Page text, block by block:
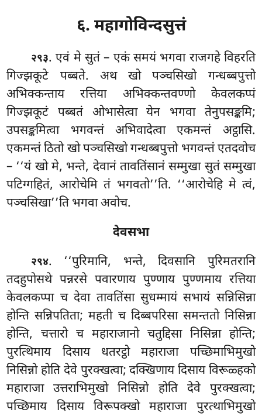
६. महागोविन्दसुत्तं
२९३. एवं मे सुतं – एकं समयं भगवा राजगहे विहरति
गिज्झकूटे पब्बते. अथ खो पञ्चसिखो गन्धब्बपुत्तो
अभिक्कन्ताय रत्तिया अभिक्कन्तवण्णो केवलकप्पं
गिज्झकूटं पब्बतं ओभासेत्वा येन भगवा तेनुपसङ्कमि;
उपसङ्कमित्वा भगवन्तं अभिवादेत्वा एकमन्तं अट्ठासि.
एकमन्तं ठितो खो पञ्चसिखो गन्धब्बपुत्तो भगवन्तं एतदवोच
– ‘‘यं खो मे, भन्ते, देवानं तावतिंसानं सम्मुखा सुतं सम्मुखा
पटिग्गहितं, आरोचेमि तं भगवतो’’ति. ‘‘आरोचेहि मे त्वं,
पञ्चसिखा’’ति भगवा अवोच.
देवसभा
२९४. ‘‘पुरिमानि, भन्ते, दिवसानि पुरिमतरानि
तदहुपोसथे पन्नरसे पवारणाय पुण्णाय पुण्णमाय रत्तिया
केवलकप्पा च देवा तावतिंसा सुधम्मायं सभायं सन्निसिन्ना
होन्ति सन्निपतिता; महती च दिब्बपरिसा समन्ततो निसिन्ना
होन्ति, चत्तारो च महाराजानो चतुद्दिसा निसिन्ना होन्ति;
पुरत्थिमाय दिसाय धतरट्ठो महाराजा पच्छिमाभिमुखो
निसिन्नो होति देवे पुरक्खत्वा; दक्खिणाय दिसाय विरूळ्हको
महाराजा उत्तराभिमुखो निसिन्नो होति देवे पुरक्खत्वा;
पच्छिमाय दिसाय विरूपक्खोमहाराजा पुरत्थाभिमुखो